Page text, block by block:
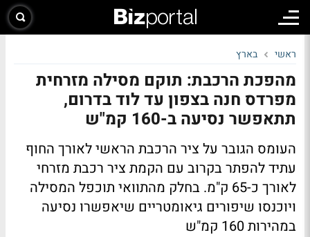
ראשי בארץ
מהפכת הרכבת: תוקם מסילה מזרחית
מפרדס חנה בצפון עד לוד בדרום,
תתאפשר נסיעה ב-160 קמ"ש
העומס הגובר על ציר הרכבת הראשי לאורך החוף
עתיד להפתר בקרוב עם הקמת ציר רכבת מזרחי
לאורך כ-65 ק"מ. בחלק מהתוואי תוכפל המסילה
ויוכנסו שיפורים גיאומטריים שיאפשרו נסיעה
במהירות 160 קמ"ש